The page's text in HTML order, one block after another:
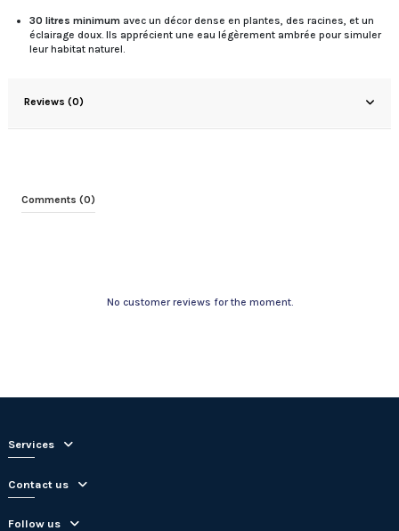
30 litres minimum avec un décor dense en plantes, des racines, et un
éclairage doux. Ils apprécient une eau légèrement ambrée pour simuler
leur habitat naturel.
Reviews (0)
Comments (0)
No customer reviews for the moment.
Services
Contact us
Follow us